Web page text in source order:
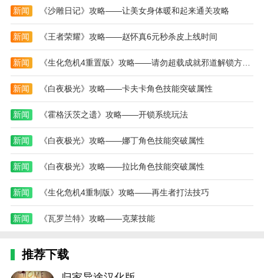
3.应用程序中提供的软件是免费的。它知道各种详细的
资源信息，可以随时随地在线下载，满足用户的需求。
新闻 《沙雕日记》攻略——让美女身体暖和起来通关攻略
新闻 《王者荣耀》攻略——赵怀真6元秒杀皮上线时间
新闻 《生化危机4重置版》攻略——请勿超载成就邪道解锁方法-请勿超载成就如何快速解锁
新闻 《白夜极光》攻略——卡夫卡角色技能突破属性
新闻 《霍格沃茨之遗》攻略——开锁系统玩法
新闻 《白夜极光》攻略——娜丁角色技能突破属性
新闻 《白夜极光》攻略——拉比角色技能突破属性
新闻 《生化危机4重制版》攻略——再生者打法技巧
新闻 《瓦罗兰特》攻略——克莱技能
推荐下载